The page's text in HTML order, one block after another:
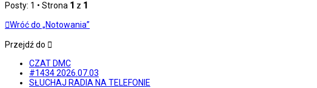
Posty: 1 • Strona 1 z 1
Wróć do „Notowania”
Przejdź do
CZAT DMC
#1434 2026.07.03
SŁUCHAJ RADIA NA TELEFONIE